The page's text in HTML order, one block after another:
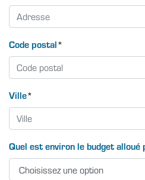
Code postal*
Ville*
Quel est environ le budget